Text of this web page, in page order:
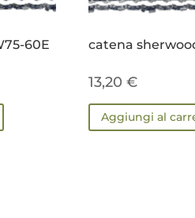
60E catena
13,20€
Aggiungi al